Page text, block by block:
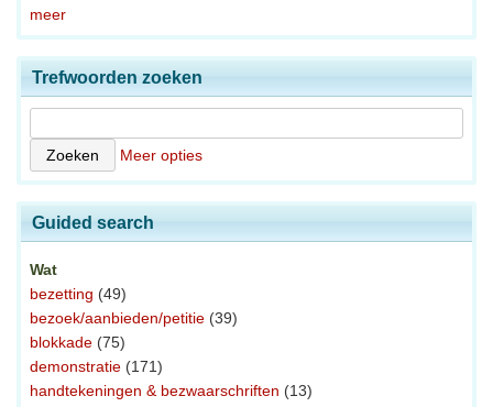
meer
Trefwoorden zoeken
Meer opties
Guided search
Wat
bezetting (49)
bezoek/aanbieden/petitie (39)
blokkade (75)
demonstratie (171)
handtekeningen & bezwaarschriften (13)